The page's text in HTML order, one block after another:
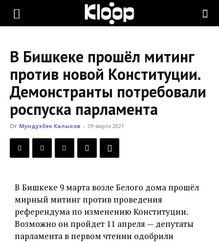
KLOOP.KG
Новости
Кыргызстана
В Бишкеке прошёл митинг
против новой Конституции.
Демонстранты потребовали
роспуска парламента
От Мундузбек Калыков - 09 марта 2021
В Бишкеке 9 марта возле Белого дома прошёл
мирный митинг против проведения
референдума по изменению Конституции.
Возможно он пройдет 11 апреля — депутаты
парламента в первом чтении одобрили